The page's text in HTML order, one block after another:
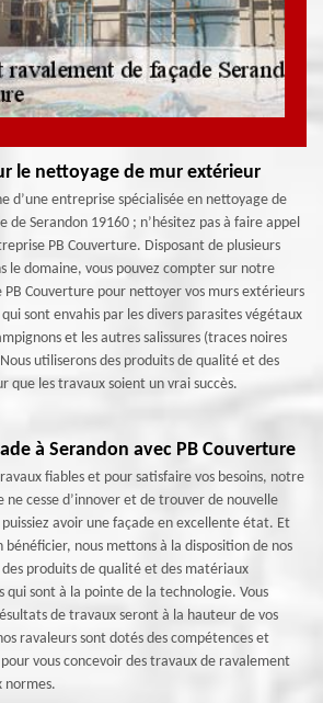
le nettoyage de mur extérieur
d’une entreprise spécialisée en nettoyage de
de Serandon 19160 ; n’hésitez pas à faire appel
PB Couverture. Disposant de plusieurs
le domaine, vous pouvez compter sur notre
Couverture pour nettoyer vos murs extérieurs
sont envahis par les divers parasites végétaux
et les autres salissures (traces noires
utiliserons des produits de qualité et des
que les travaux soient un vrai succès.
à Serandon avec PB Couverture
fiables et pour satisfaire vos besoins, notre
ne cesse d’innover et de trouver de nouvelle
avoir une façade en excellente état. Et
bénéficier, nous mettons à la disposition de nos
produits de qualité et des matériaux
qui sont à la pointe de la technologie. Vous
de travaux seront à la hauteur de vos
ravaleurs sont dotés des compétences et
vous concevoir des travaux de ravalement
normes.